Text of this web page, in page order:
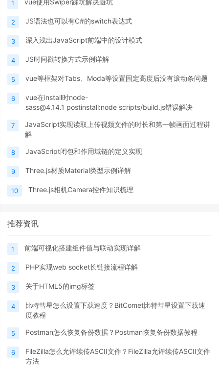
1
2 JS语法也可以有C#的switch表达式
3 深入浅出JavaScript前端中的设计模式
4 JS时间戳转换方式示例详解
5 vue等框架对Tabs、Moda等设置固定高度后没有滚动条问题
6
vue在install时node-
sass@4.14.1 postinstall:node scripts/build.js错误解决
7
JavaScript实现读取上传视频文件的时长和第一帧画面过程讲
解
8 JavaScript闭包和作用域链的定义实现
9 Three.js材质Material类型示例详解
10 Three.js相机Camera控件知识梳理
推荐资讯
1 前端可视化搭建组件值与联动实现详解
2 PHP实现web socket长链接流程详解
3 关于HTML5的img标签
4
比特彗星怎么设置下载速度？BitComet比特彗星设置下载速
度教程
5 Postman怎么恢复备份数据？Postman恢复备份数据教程
6
FileZilla怎么允许续传ASCII文件？FileZilla允许续传ASCII文件
方法